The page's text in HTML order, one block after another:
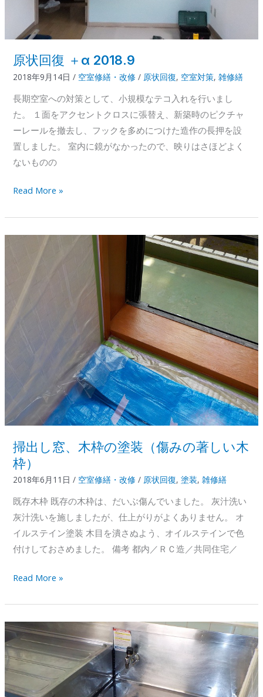
原状回復 ＋α 2018.9
2018年9月14日/ 空室修繕・改修 / 原状回復, 空室対策,雑修繕
長期空室への対策として、小規模なテコ入れを行いまし
た。 １面をアクセントクロスに張替え、新築時のピクチャ
ーレールを撤去し、フックを多めにつけた造作の長押を設
置しました。 室内に鏡がなかったので、映りはさほどよく
ないものの
原
回
復
2018.9
Read More »
掃出し窓、木枠の塗装（傷みの著しい木
枠）
2018年6月11日/ 空室修繕・改修 / 原状回復,塗装,雑修繕
既存木枠 既存の木枠は、だいぶ傷んでいました。 灰汁洗い
灰汁洗いを施しましたが、仕上がりがよくありません。 オ
イルステイン塗装 木目を潰さぬよう、オイルステインで色
付けしておさめました。 備考 都内／ＲＣ造／共同住宅／
掃
し
窓、
木
枠
の
塗
Read More »